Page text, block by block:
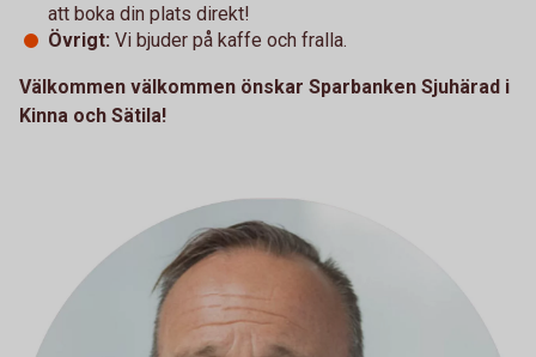
att boka din plats direkt!
Övrigt: Vi bjuder på kaffe och fralla.
Välkommen välkommen önskar Sparbanken Sjuhärad i
Kinna och Sätila!